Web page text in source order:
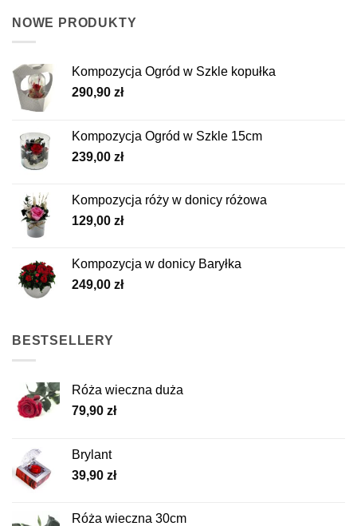
NOWE PRODUKTY
Kompozycja Ogród w Szkle kopułka
290,90 zł
Kompozycja Ogród w Szkle 15cm
239,00 zł
Kompozycja róży w donicy różowa
129,00 zł
Kompozycja w donicy Baryłka
249,00 zł
BESTSELLERY
Róża wieczna duża
79,90 zł
Brylant
39,90 zł
Róża wieczna 30cm